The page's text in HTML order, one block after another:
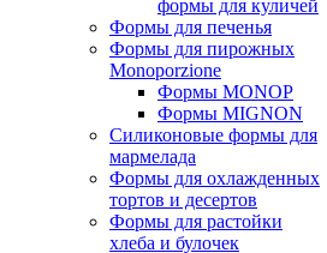
формы для куличей
Формы для печенья
Формы для пирожных
Monoporzione
Формы MONOP
Формы MIGNON
Силиконовые формы для
мармелада
Формы для oхлажденных
тортов и десертов
Формы для растойки
хлеба и булочек